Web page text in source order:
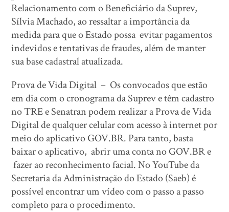
Relacionamento com o Beneficiário da Suprev,
Sílvia Machado, ao ressaltar a importância da
medida para que o Estado possa evitar pagamentos
indevidos e tentativas de fraudes, além de manter
sua base cadastral atualizada.
Prova de Vida Digital – Os convocados que estão
em dia com o cronograma da Suprev e têm cadastro
no TRE e Senatran podem realizar a Prova de Vida
Digital de qualquer celular com acesso à internet por
meio do aplicativo GOV.BR. Para tanto, basta
baixar o aplicativo, abrir uma conta no GOV.BR e
fazer ao reconhecimento facial. No YouTube da
Secretaria da Administração do Estado (Saeb) é
possível encontrar um vídeo com o passo a passo
completo para o procedimento.